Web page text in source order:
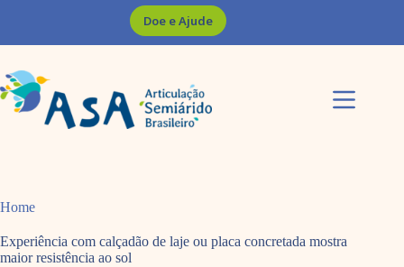
Doe e Ajude
Home
Experiência com calçadão de laje ou placa concretada mostra
maior resistência ao sol